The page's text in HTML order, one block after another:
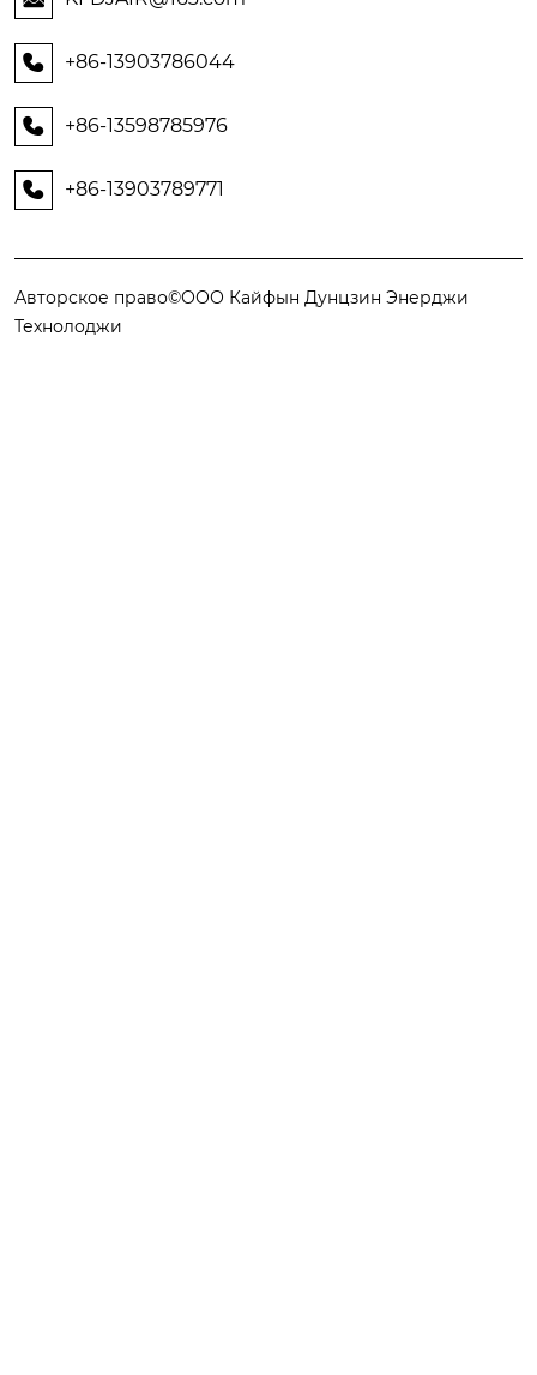
 +86-13903786044
 +86-13598785976
 +86-13903789771
Авторское право©ООО Кайфын Дунцзин Энерджи
Технолоджи